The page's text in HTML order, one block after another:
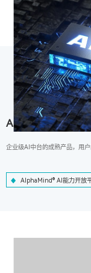
AlphaMind® AI能
企业级AI中台的成熟产品，用
AlphaMind® AI能力开放